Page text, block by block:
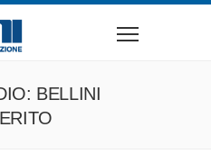
BELLINI